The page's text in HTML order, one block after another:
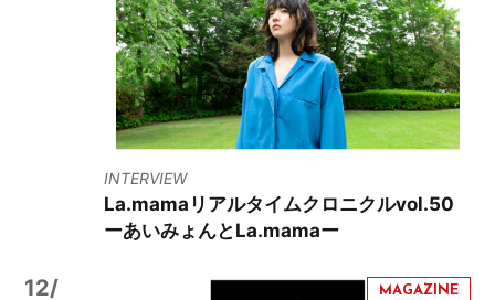
INTERVIEW
La.mamaリアルタイムクロニクルvol.50
ーあいみょんとLa.mamaー
12/